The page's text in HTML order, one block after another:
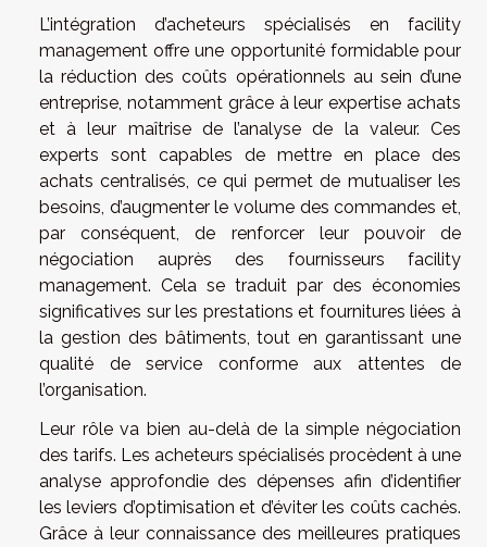
L’intégration d’acheteurs spécialisés en facility
management offre une opportunité formidable pour
la réduction des coûts opérationnels au sein d’une
entreprise, notamment grâce à leur expertise achats
et à leur maîtrise de l’analyse de la valeur. Ces
experts sont capables de mettre en place des
achats centralisés, ce qui permet de mutualiser les
besoins, d’augmenter le volume des commandes et,
par conséquent, de renforcer leur pouvoir de
négociation auprès des fournisseurs facility
management. Cela se traduit par des économies
significatives sur les prestations et fournitures liées à
la gestion des bâtiments, tout en garantissant une
qualité de service conforme aux attentes de
l’organisation.
Leur rôle va bien au-delà de la simple négociation
des tarifs. Les acheteurs spécialisés procèdent à une
analyse approfondie des dépenses afin d’identifier
les leviers d’optimisation et d’éviter les coûts cachés.
Grâce à leur connaissance des meilleures pratiques